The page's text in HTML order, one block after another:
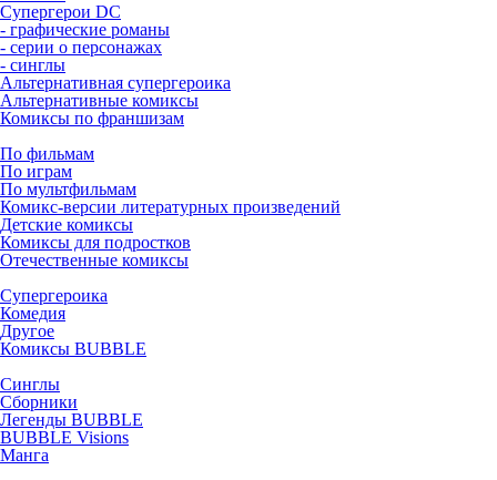
Супергерои DC
- графические романы
- серии о персонажах
- синглы
Альтернативная супергероика
Альтернативные комиксы
Комиксы по франшизам
По фильмам
По играм
По мультфильмам
Комикс-версии литературных произведений
Детские комиксы
Комиксы для подростков
Отечественные комиксы
Супергероика
Комедия
Другое
Комиксы BUBBLE
Синглы
Сборники
Легенды BUBBLE
BUBBLE Visions
Манга